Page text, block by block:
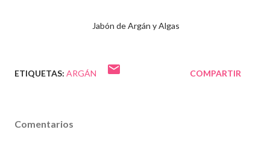
Jabón de Argán y Algas
ETIQUETAS: ARGÁN COMPARTIR
Comentarios